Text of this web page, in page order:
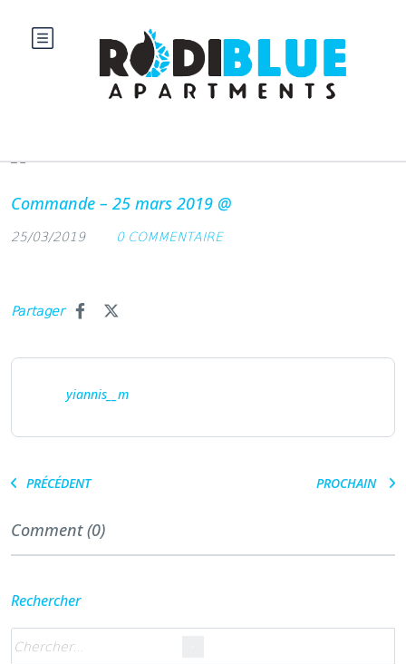
Commande – 25 mars 2019 @
25/03/2019 0 COMMENTAIRE
Partager
yiannis__m
PRÉCÉDENT PROCHAIN
Comment (0)
Rechercher